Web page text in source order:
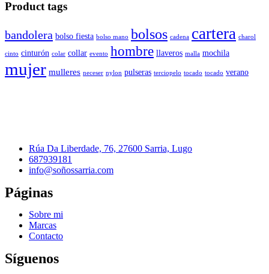
Product tags
bandolera bolso fiesta bolso mano bolsos cadena cartera charol
cinto cinturón colar collar evento hombre llaveros malla mochila
mujer mulleres neceser nylon pulseras terciopelo tocado tocado verano
Rúa Da Liberdade, 76, 27600 Sarria, Lugo
687939181
info@soñossarria.com
Páginas
Sobre mi
Marcas
Contacto
Síguenos